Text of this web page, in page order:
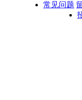
常见问题